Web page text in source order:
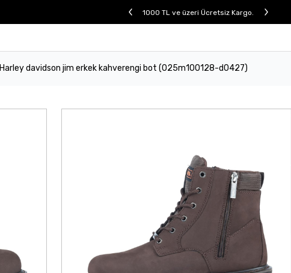
1000 TL ve üzeri Ücretsiz Kargo.
Harley davidson jim erkek kahverengi bot (025m100128-d0427)